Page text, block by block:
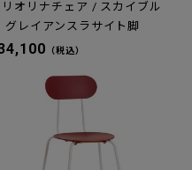
リオリナチェア / スカイブル
グレイアンスラサイト脚
（税込）